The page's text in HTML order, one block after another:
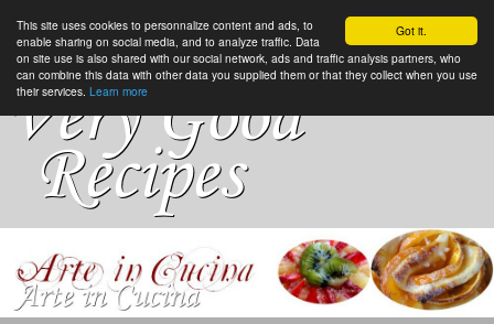
Got it.
This site uses cookies to personnalize content and ads, to
enable sharing on social media, and to analyze traffic. Data
on site use is also shared with our social network, ads and traffic analysis partners, who
can combine this data with other data you supplied them or that they collect when you use
their services. Learn more